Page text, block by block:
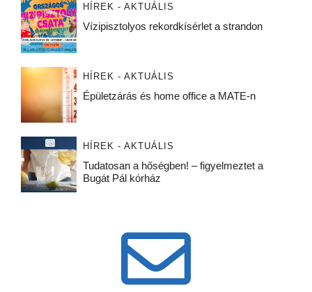
HÍREK - AKTUÁLIS
Vízipisztolyos rekordkísérlet a strandon
HÍREK - AKTUÁLIS
Épületzárás és home office a MATE-n
HÍREK - AKTUÁLIS
Tudatosan a hőségben! – figyelmeztet a
Bugát Pál kórház